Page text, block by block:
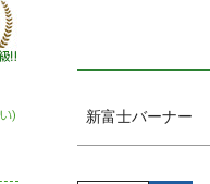
新富士バーナー